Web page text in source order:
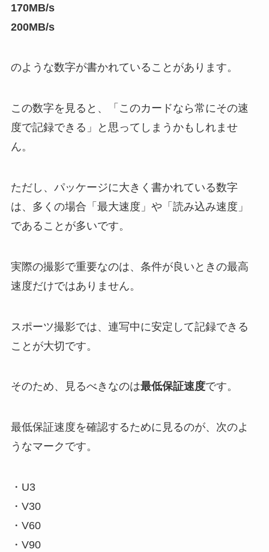
170MB/s
200MB/s
のような数字が書かれていることがあります。
この数字を見ると、「このカードなら常にその速
度で記録できる」と思ってしまうかもしれませ
ん。
ただし、パッケージに大きく書かれている数字
は、多くの場合「最大速度」や「読み込み速度」
であることが多いです。
実際の撮影で重要なのは、条件が良いときの最高
速度だけではありません。
スポーツ撮影では、連写中に安定して記録できる
ことが大切です。
そのため、見るべきなのは最低保証速度です。
最低保証速度を確認するために見るのが、次のよ
うなマークです。
・U3
・V30
・V60
・V90